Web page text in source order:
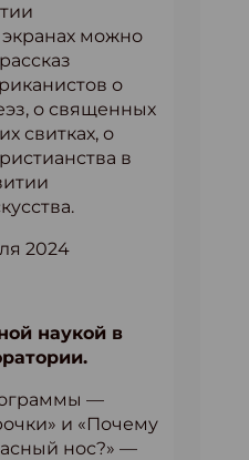
можно
о
о священных
свитках, о
в
2024
наукой в
—
и «Почему
нос?» —